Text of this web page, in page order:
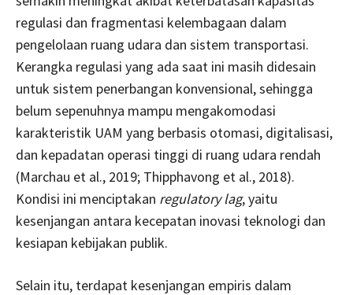
regulasi dan fragmentasi kelembagaan dalam
pengelolaan ruang udara dan sistem transportasi.
Kerangka regulasi yang ada saat ini masih didesain
untuk sistem penerbangan konvensional, sehingga
belum sepenuhnya mampu mengakomodasi
karakteristik UAM yang berbasis otomasi, digitalisasi,
dan kepadatan operasi tinggi di ruang udara rendah
(Marchau et al., 2019; Thipphavong et al., 2018).
Kondisi ini menciptakan regulatory lag, yaitu
kesenjangan antara kecepatan inovasi teknologi dan
kesiapan kebijakan publik.
Selain itu, terdapat kesenjangan empiris dalam